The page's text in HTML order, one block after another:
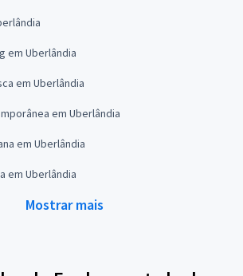
em Uberlândia
em Uberlândia
em Uberlândia
em Uberlândia
em Uberlândia
Mostrar mais